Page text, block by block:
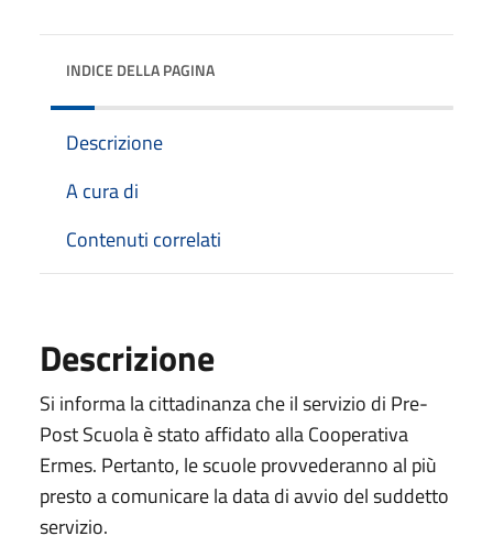
INDICE DELLA PAGINA
Descrizione
A cura di
Contenuti correlati
Descrizione
Si informa la cittadinanza che il servizio di Pre-
Post Scuola è stato affidato alla Cooperativa
Ermes. Pertanto, le scuole provvederanno al più
presto a comunicare la data di avvio del suddetto
servizio.